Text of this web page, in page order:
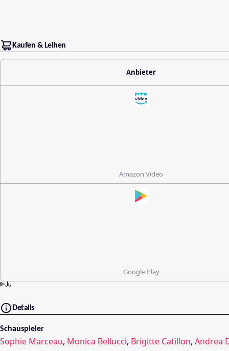
Kaufen & Leihen
Anbieter
Amazon Video
Google Play
Details
Schauspieler
Sophie Marceau, Monica Bellucci, Brigitte Catillon, Andrea